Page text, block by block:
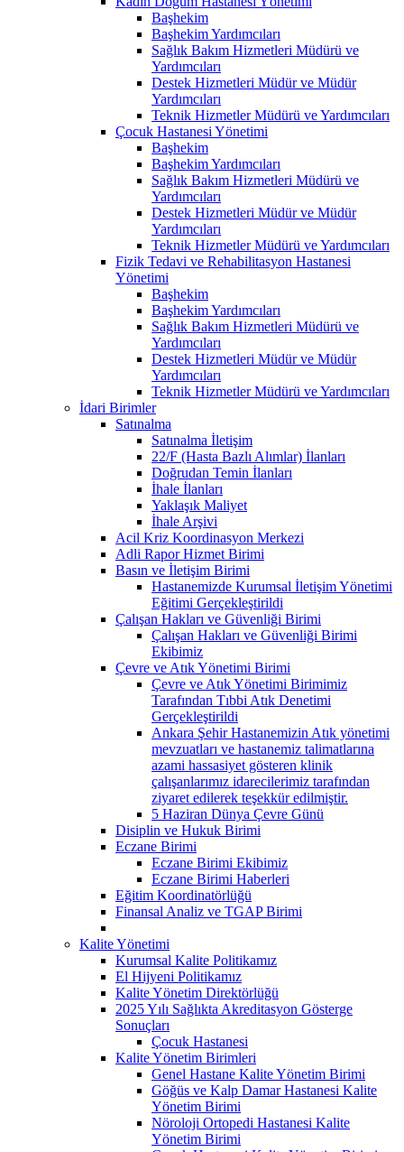
Başhekim
Başhekim Yardımcıları
Sağlık Bakım Hizmetleri Müdürü ve
Yardımcıları
Destek Hizmetleri Müdür ve Müdür
Yardımcıları
Teknik Hizmetler Müdürü ve Yardımcıları
Çocuk Hastanesi Yönetimi
Başhekim
Başhekim Yardımcıları
Sağlık Bakım Hizmetleri Müdürü ve
Yardımcıları
Destek Hizmetleri Müdür ve Müdür
Yardımcıları
Teknik Hizmetler Müdürü ve Yardımcıları
Fizik Tedavi ve Rehabilitasyon Hastanesi
Yönetimi
Başhekim
Başhekim Yardımcıları
Sağlık Bakım Hizmetleri Müdürü ve
Yardımcıları
Destek Hizmetleri Müdür ve Müdür
Yardımcıları
Teknik Hizmetler Müdürü ve Yardımcıları
İdari Birimler
Satınalma
Satınalma İletişim
22/F (Hasta Bazlı Alımlar) İlanları
Doğrudan Temin İlanları
İhale İlanları
Yaklaşık Maliyet
İhale Arşivi
Acil Kriz Koordinasyon Merkezi
Adli Rapor Hizmet Birimi
Basın ve İletişim Birimi
Hastanemizde Kurumsal İletişim Yönetimi
Eğitimi Gerçekleştirildi
Çalışan Hakları ve Güvenliği Birimi
Çalışan Hakları ve Güvenliği Birimi
Ekibimiz
Çevre ve Atık Yönetimi Birimi
Çevre ve Atık Yönetimi Birimimiz
Tarafından Tıbbi Atık Denetimi
Gerçekleştirildi
Ankara Şehir Hastanemizin Atık yönetimi
mevzuatları ve hastanemiz talimatlarına
azami hassasiyet gösteren klinik
çalışanlarımız idarecilerimiz tarafından
ziyaret edilerek teşekkür edilmiştir.
5 Haziran Dünya Çevre Günü
Disiplin ve Hukuk Birimi
Eczane Birimi
Eczane Birimi Ekibimiz
Eczane Birimi Haberleri
Eğitim Koordinatörlüğü
Finansal Analiz ve TGAP Birimi
Kalite Yönetimi
Kurumsal Kalite Politikamız
El Hijyeni Politikamız
Kalite Yönetim Direktörlüğü
2025 Yılı Sağlıkta Akreditasyon Gösterge
Sonuçları
Çocuk Hastanesi
Kalite Yönetim Birimleri
Genel Hastane Kalite Yönetim Birimi
Göğüs ve Kalp Damar Hastanesi Kalite
Yönetim Birimi
Nöroloji Ortopedi Hastanesi Kalite
Yönetim Birimi